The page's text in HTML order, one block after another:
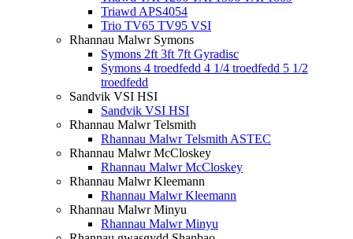
Triawd APS4054
Trio TV65 TV95 VSI
Rhannau Malwr Symons
Symons 2ft 3ft 7ft Gyradisc
Symons 4 troedfedd 4 1/4 troedfedd 5 1/2
troedfedd
Sandvik VSI HSI
Sandvik VSI HSI
Rhannau Malwr Telsmith
Rhannau Malwr Telsmith ASTEC
Rhannau Malwr McCloskey
Rhannau Malwr McCloskey
Rhannau Malwr Kleemann
Rhannau Malwr Kleemann
Rhannau Malwr Minyu
Rhannau Malwr Minyu